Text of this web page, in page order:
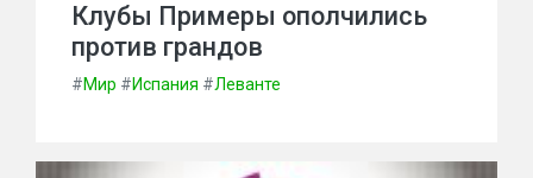
Клубы Примеры ополчились
против грандов
#Мир #Испания #Леванте